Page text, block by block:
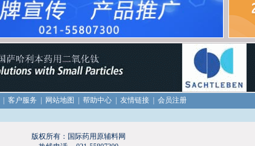
客户服务 网站地图 帮助中心 友情链接 会员注册
版权所有：国际药用原辅料网